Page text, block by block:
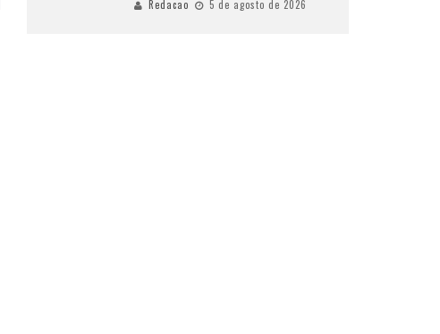
Redacao 5 de agosto de 2026